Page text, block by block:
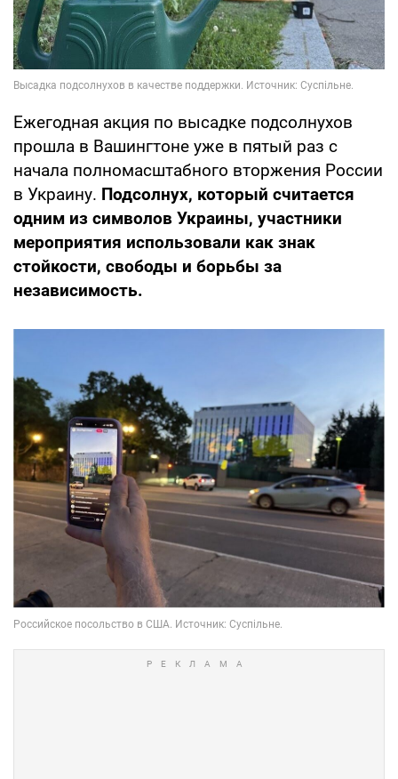
Ежегодная акция по высадке подсолнухов
прошла в Вашингтоне уже в пятый раз с
начала полномасштабного вторжения России
в Украину. Подсолнух, который считается
одним из символов Украины, участники
мероприятия использовали как знак
стойкости, свободы и борьбы за
независимость.